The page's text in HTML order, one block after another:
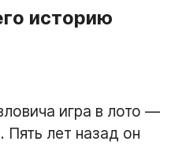
историю
игра в лото —
Пять лет назад он